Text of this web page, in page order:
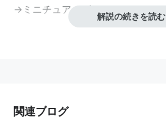
→ ミニチュア・ダックスフント
解説の続きを読む
関連ブログ